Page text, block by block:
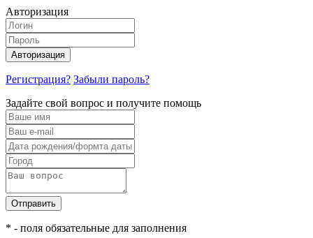
Авторизация
Авторизация
Регистрация? Забыли пароль?
Задайте свой вопрос и получите помощь
Отправить
* - поля обязательные для заполнения